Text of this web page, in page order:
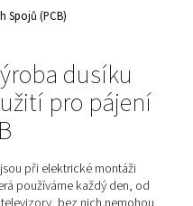
Plošných Spojů (PCB)